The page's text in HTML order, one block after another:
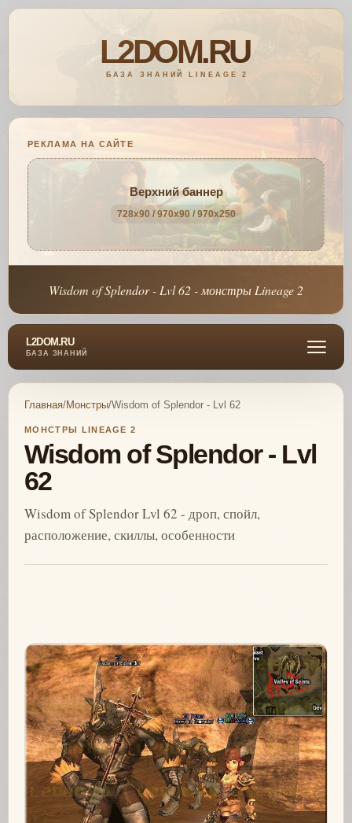
РЕКЛАМА НА САЙТЕ
Верхний баннер
728x90 / 970x90 / 970x250
Wisdom of Splendor - Lvl 62 - монстры Lineage 2
L2DOM.RU
БАЗА ЗНАНИЙ
Главная/Монстры/Wisdom of Splendor - Lvl 62
МОНСТРЫ LINEAGE 2
Wisdom of Splendor - Lvl
62
Wisdom of Splendor Lvl 62 - дроп, спойл,
расположение, скиллы, особенности